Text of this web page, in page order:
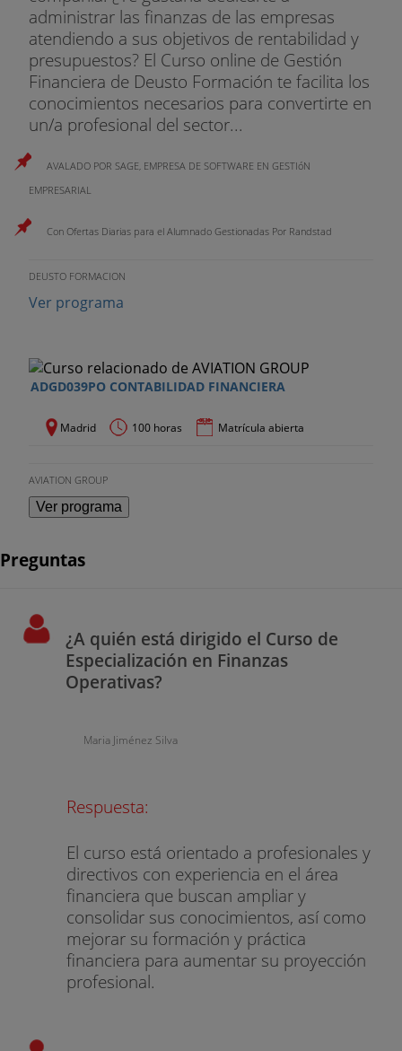
administrar las finanzas de las empresas
atendiendo a sus objetivos de rentabilidad y
presupuestos? El Curso online de Gestión
Financiera de Deusto Formación te facilita los
conocimientos necesarios para convertirte en
un/a profesional del sector...
AVALADO POR SAGE, EMPRESA DE SOFTWARE EN GESTIóN
EMPRESARIAL
Con Ofertas Diarias para el Alumnado Gestionadas Por Randstad
DEUSTO FORMACION
Ver programa
ADGD039PO CONTABILIDAD FINANCIERA
Madrid 100 horas Matrícula abierta
AVIATION GROUP
Ver programa
Preguntas
¿A quién está dirigido el Curso de
Especialización en Finanzas
Operativas?
Maria Jiménez Silva
Respuesta:
El curso está orientado a profesionales y
directivos con experiencia en el área
financiera que buscan ampliar y
consolidar sus conocimientos, así como
mejorar su formación y práctica
financiera para aumentar su proyección
profesional.